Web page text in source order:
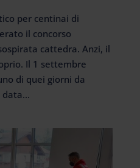
per centinai di
il concorso
cattedra. Anzi, il
Il 1 settembre
di quei giorni da